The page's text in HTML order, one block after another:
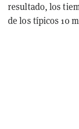
resultado, los
de los típicos 10